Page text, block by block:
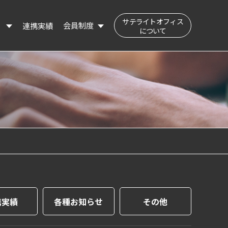
連携実績 会員制度
公民交流フィールド（会員登録はこちら）
登録会員の検索
登録情報の変更
サテライトオフィス
について
績 各種お知らせ その他